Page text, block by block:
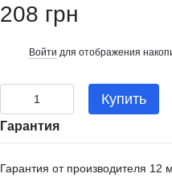
208 грн
Войти для отображения
Купить
Гарантия
Гарантия от производителя 12